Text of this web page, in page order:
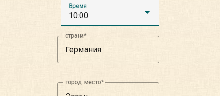
Время
10:00
страна
город, место